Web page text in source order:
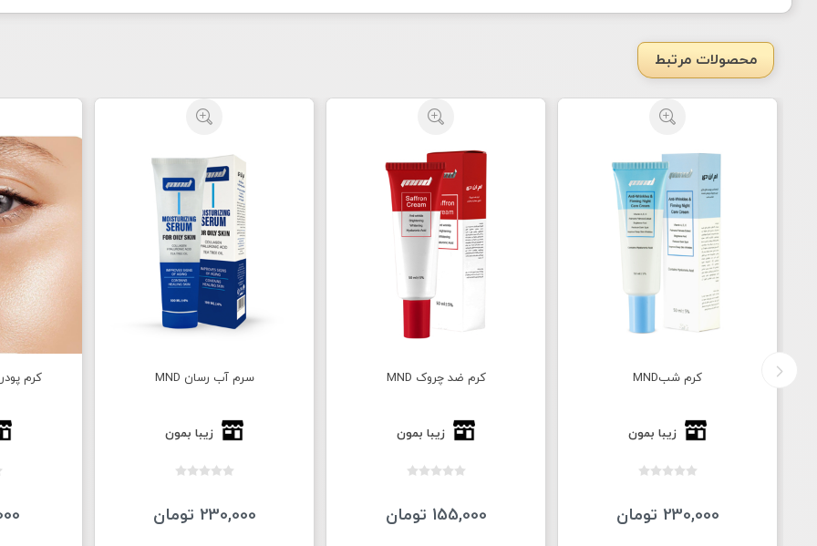
محصولات مرتبط
کرم شبMND
زیبا بمون
230,000 تومان
کرم ضد چروک MND
زیبا بمون
155,000 تومان
سرم آب رسان MND
زیبا بمون
230,000 تومان
کرم